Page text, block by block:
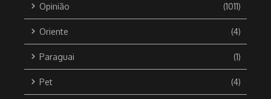
Opinião (1011)
Oriente (4)
Paraguai (1)
Pet (4)